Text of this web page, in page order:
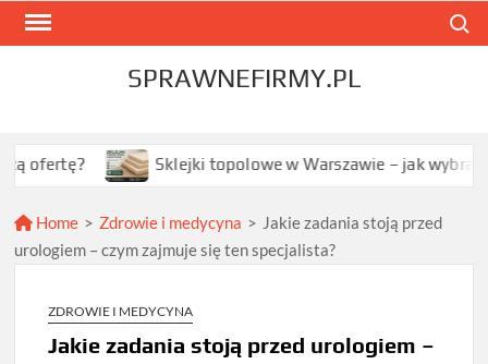
Skip
SPRAWNEFIRMY.PL
Sklejki topolowe w Warszawie – jak wybrać
Home > Zdrowie i medycyna > Jakie zadania stoją przed
urologiem – czym zajmuje się ten specjalista?
ZDROWIE I MEDYCYNA
Jakie zadania stoją przed urologiem –